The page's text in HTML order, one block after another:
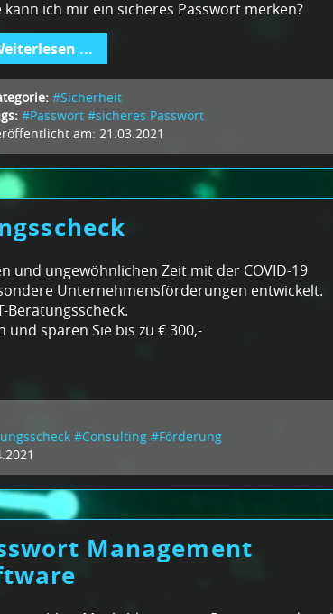
kann ich mir ein sicheres Passwort merken?
...
#Sicherheit
#Passwort #sicheres Passwort
am: 21.03.2021
und ungewöhnlichen Zeit mit der COVID-19
Unternehmensförderungen entwickelt.
Beratungsscheck.
und sparen Sie bis zu € 300,-
#Consulting #Förderung
Management